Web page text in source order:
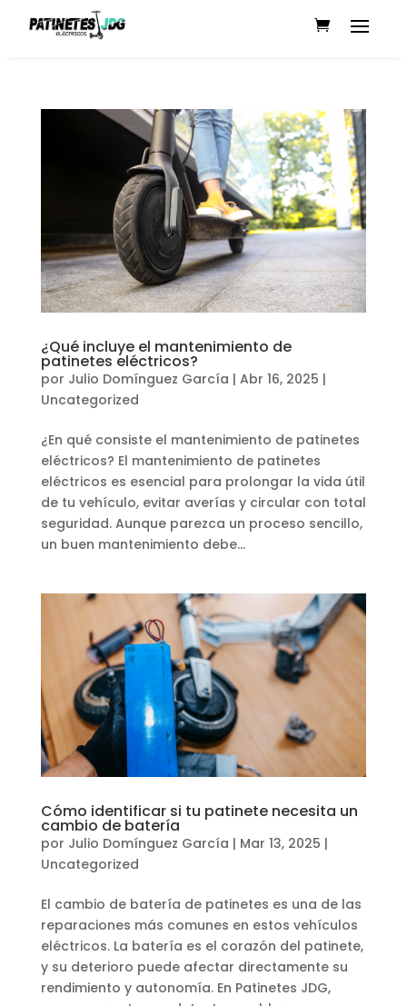
¿Qué incluye el mantenimiento de
patinetes eléctricos?
por Julio Domínguez García | Abr 16, 2025 |
Uncategorized
¿En qué consiste el mantenimiento de patinetes
eléctricos? El mantenimiento de patinetes
eléctricos es esencial para prolongar la vida útil
de tu vehículo, evitar averías y circular con total
seguridad. Aunque parezca un proceso sencillo,
un buen mantenimiento debe...
Cómo identificar si tu patinete necesita un
cambio de batería
por Julio Domínguez García | Mar 13, 2025 |
Uncategorized
El cambio de batería de patinetes es una de las
reparaciones más comunes en estos vehículos
eléctricos. La batería es el corazón del patinete,
y su deterioro puede afectar directamente su
rendimiento y autonomía. En Patinetes JDG,